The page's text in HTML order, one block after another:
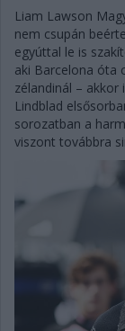
Liam Lawson
nem csupán
egyúttal le is
aki Barcelona óta
zélandinál – akkor
Lindblad
sorozatban a
viszont továbbra